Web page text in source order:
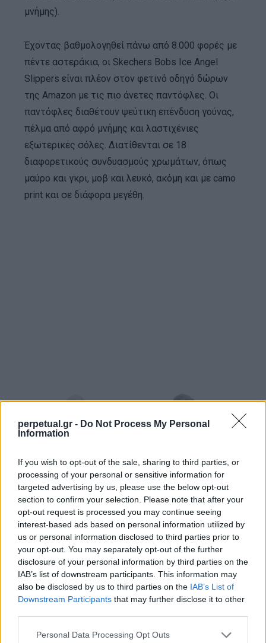
perpetual.gr - Do Not Process My Personal
Information
If you wish to opt-out of the sale, sharing to third parties, or
processing of your personal or sensitive information for
targeted advertising by us, please use the below opt-out
section to confirm your selection. Please note that after your
opt-out request is processed you may continue seeing
interest-based ads based on personal information utilized by
us or personal information disclosed to third parties prior to
your opt-out. You may separately opt-out of the further
disclosure of your personal information by third parties on the
IAB’s list of downstream participants. This information may
also be disclosed by us to third parties on the IAB’s List of
Downstream Participants that may further disclose it to other
Personal Data Processing Opt Outs
μνήμης).
Έχοντας βαθμολογηθεί πάνω από 8.000 φορές με
πέντε αστεράκια, οι Skechers Bobs Ice Angel
Slippers είναι πλέον στον φετινό οδηγό δώρων
της Amazon με τις πιο άνετες παντόφλες. Οι
παντόφλες διαθέτουν ψεύτικη επένδυση γούνας,
πέλμα από αφρό μνήμης και λαστιχένιες
εξωτερικές σόλες. Διατίθενται σε 18
διαφορετικούς συνδυασμούς χρωμάτων, όπως
μαύρο και γκρι, μοβ και λευκό, ακόμη και με camo
print και σε διάφορα μεγέθη.
Μπορούν να φορεθούν τόσο σε εσωτερικούς όσο
και σε εξωτερικούς χώρους, οπότε δεν
χρειάζεται ποτέ να θυσιάσετε την άνεση σας,
ακόμα και όταν βρίσκεστε εκτός σπιτιού – αν και
δεν θα σας το προτείναμε. Κοστίζουν από 35 έως